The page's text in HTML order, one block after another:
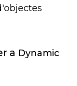
a Dynamic